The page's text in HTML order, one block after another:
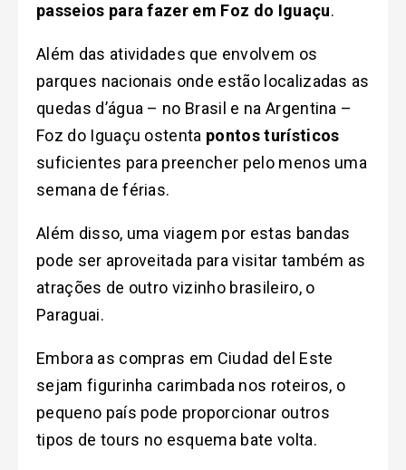
passeios para fazer em Foz do Iguaçu.
Além das atividades que envolvem os
parques nacionais onde estão localizadas as
quedas d’água – no Brasil e na Argentina –
Foz do Iguaçu ostenta pontos turísticos
suficientes para preencher pelo menos uma
semana de férias.
Além disso, uma viagem por estas bandas
pode ser aproveitada para visitar também as
atrações de outro vizinho brasileiro, o
Paraguai.
Embora as compras em Ciudad del Este
sejam figurinha carimbada nos roteiros, o
pequeno país pode proporcionar outros
tipos de tours no esquema bate volta.